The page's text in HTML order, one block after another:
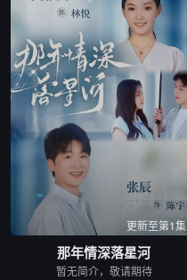
更新至第1集
那年情深落星河
暂无简介，敬请期待